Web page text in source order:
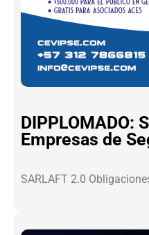
DIPPLOMADO:
Empresas de
SARLAFT 2.0